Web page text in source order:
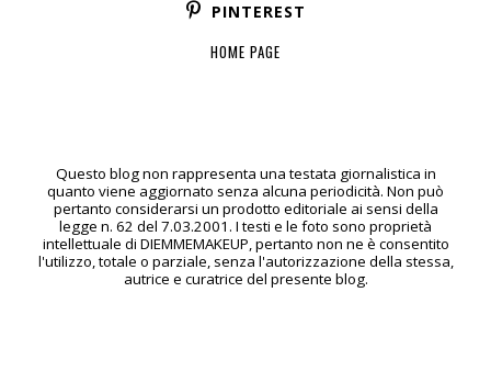
PINTEREST
HOME PAGE
Questo blog non rappresenta una testata giornalistica in
quanto viene aggiornato senza alcuna periodicità. Non può
pertanto considerarsi un prodotto editoriale ai sensi della
legge n. 62 del 7.03.2001. I testi e le foto sono proprietà
intellettuale di DIEMMEMAKEUP, pertanto non ne è consentito
l'utilizzo, totale o parziale, senza l'autorizzazione della stessa,
autrice e curatrice del presente blog.